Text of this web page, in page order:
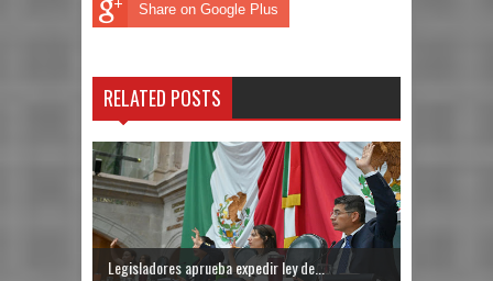
Share on Google Plus
RELATED POSTS
Legisladores aprueba expedir ley de...